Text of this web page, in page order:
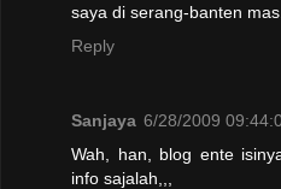
saya di serang-banten mas..
Reply
Sanjaya 6/28/2009
Wah, han, blog ente
info sajalah,,,